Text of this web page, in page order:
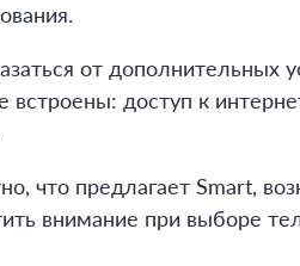
от дополнительных
встроены: доступ к
что предлагает Smart,
внимание при выборе